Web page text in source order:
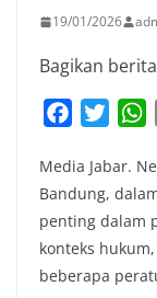
19/01/2026
Bagikan
c
e
b
o
o
i
t
t
e
r
a
t
s
A
p
Media Jabar.
Bandung,
penting dalam
konteks
beberapa